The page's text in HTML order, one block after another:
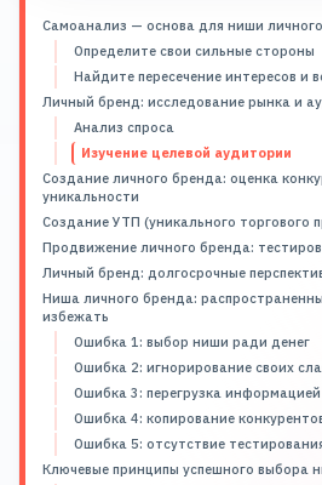
Самоанализ — основа для ниши
Определите свои сильные стороны
Найдите пересечение интересов и
Личный бренд: исследование рынка и
Анализ спроса
Изучение целевой аудитории
Создание личного бренда: оценка
уникальности
Создание УТП (уникального торгового
Продвижение личного бренда:
Личный бренд: долгосрочные
Ниша личного бренда:
избежать
Ошибка 1: выбор ниши ради денег
Ошибка 2: игнорирование своих
Ошибка 3: перегрузка информацией
Ошибка 4: копирование
Ошибка 5: отсутствие
Ключевые принципы успешного выбора